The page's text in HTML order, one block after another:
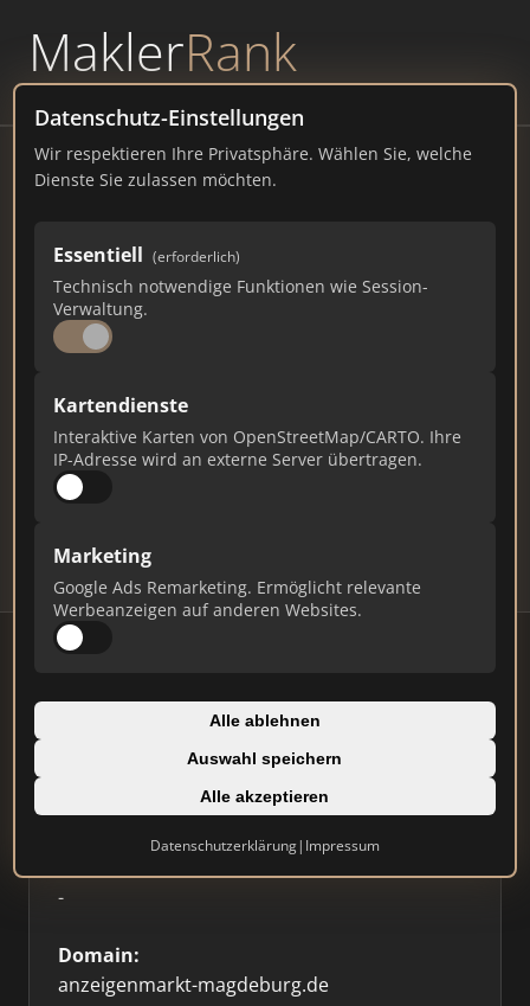
MaklerRank
powered byWAVEPOINT
Datenschutz-Einstellungen
Wir respektieren Ihre Privatsphäre. Wählen Sie, welche
Dienste Sie zulassen möchten.
Essentiell (erforderlich)
Technisch notwendige Funktionen wie Session-
Verwaltung.
Kartendienste
Interaktive Karten von OpenStreetMap/CARTO. Ihre
IP-Adresse wird an externe Server übertragen.
Marketing
Google Ads Remarketing. Ermöglicht relevante
Werbeanzeigen auf anderen Websites.
Alle ablehnen
Auswahl speichern
Alle akzeptieren
Datenschutzerklärung| Impressum
Anzeigenmarkt Magdeburg
78 2 2
Ist das Ihr Unternehmen?
Verifizieren Sie Ihr Profil, bearbeiten Sie Ihre
Daten und erhalten Sie monatliche Ranking-
Updates.
Immobilienplattform
-
Domain:
anzeigenmarkt-magdeburg.de